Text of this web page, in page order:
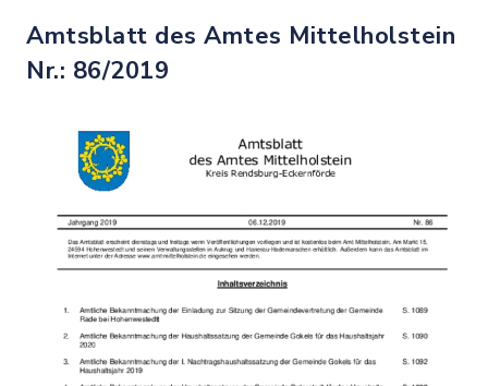
Amtsblatt des Amtes Mittelholstein
Nr.: 86/2019